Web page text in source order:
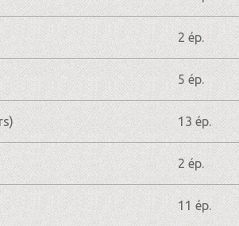
2 ép.
5 ép.
13 ép.
2 ép.
11 ép.